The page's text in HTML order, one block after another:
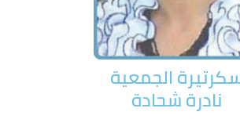
الجمعية
نادرة شحادة